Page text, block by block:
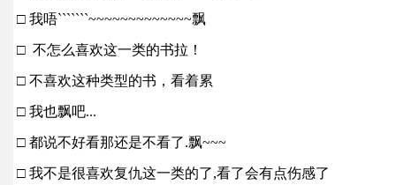
□ 我唔```````~~~~~~~~~~~~~飘
□ 不怎么喜欢这一类的书拉！
□ 不喜欢这种类型的书，看着累
□ 我也飘吧...
□ 都说不好看那还是不看了.飘~~~
□ 我不是很喜欢复仇这一类的了,看了会有点伤感了